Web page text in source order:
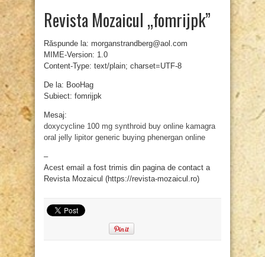
Revista Mozaicul „fomrijpk”
Răspunde la: morganstrandberg@aol.com
MIME-Version: 1.0
Content-Type: text/plain; charset=UTF-8
De la: BooHag
Subiect: fomrijpk
Mesaj:
doxycycline 100 mg synthroid buy online kamagra
oral jelly lipitor generic buying phenergan online
–
Acest email a fost trimis din pagina de contact a
Revista Mozaicul (https://revista-mozaicul.ro)